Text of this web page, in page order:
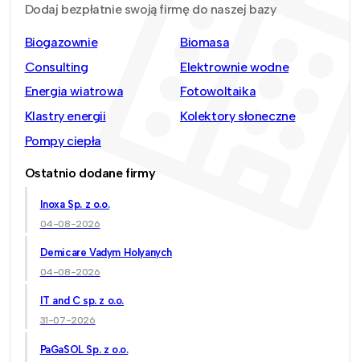
Dodaj bezpłatnie swoją firmę do naszej bazy
Biogazownie
Biomasa
Consulting
Elektrownie wodne
Energia wiatrowa
Fotowoltaika
Klastry energii
Kolektory słoneczne
Pompy ciepła
Ostatnio dodane firmy
Inoxa Sp. z o.o.
04-08-2026
Demicare Vadym Holyanych
04-08-2026
IT and C sp. z o.o.
31-07-2026
PaGaSOL Sp. z o.o.